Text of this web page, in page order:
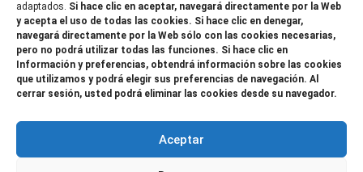
adaptados. Si hace clic en aceptar, navegará directamente por la Web
y acepta el uso de todas las cookies. Si hace clic en denegar,
navegará directamente por la Web sólo con las cookies necesarias,
pero no podrá utilizar todas las funciones. Si hace clic en
Información y preferencias, obtendrá información sobre las cookies
que utilizamos y podrá elegir sus preferencias de navegación. Al
cerrar sesión, usted podrá eliminar las cookies desde su navegador.
Aceptar
natural y la electricidad provocados por el impacto de la guerra de
agresión de Rusia contra Ucrania.”